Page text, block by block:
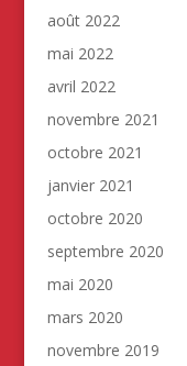
août 2022
mai 2022
avril 2022
novembre 2021
octobre 2021
janvier 2021
octobre 2020
septembre 2020
mai 2020
mars 2020
novembre 2019